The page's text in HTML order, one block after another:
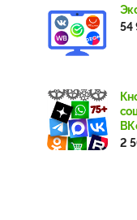
54
2